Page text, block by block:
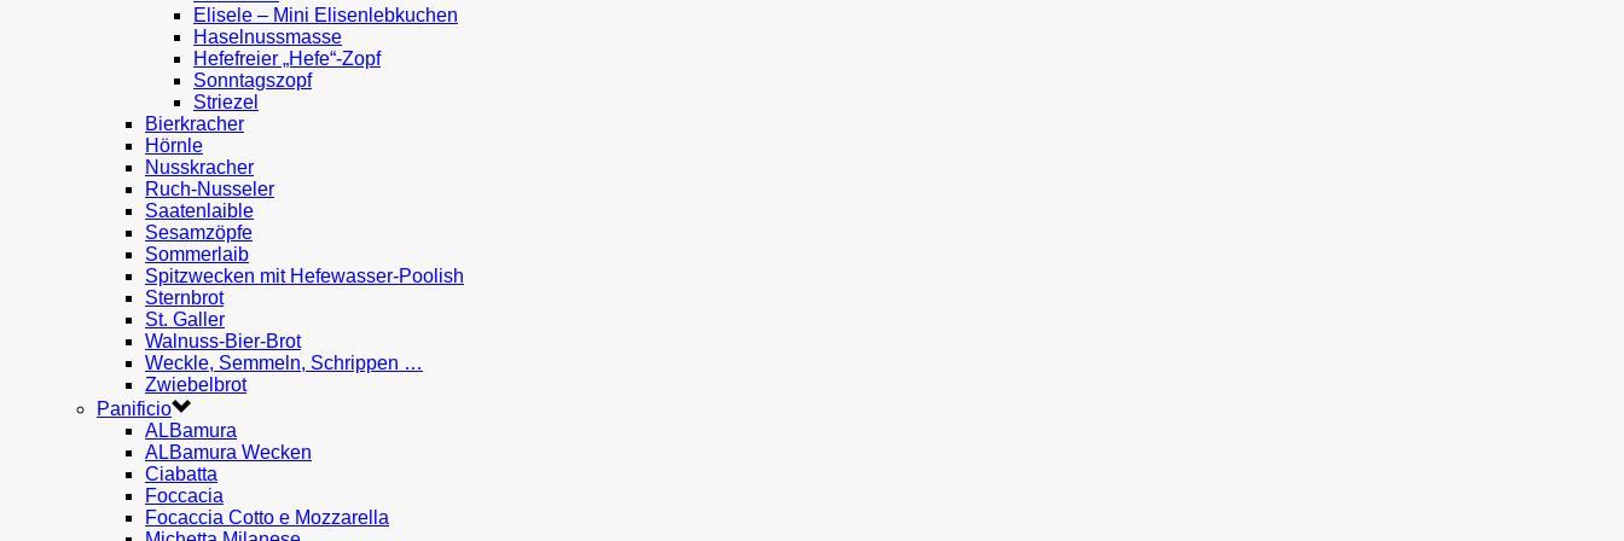
Elisele – Mini Elisenlebkuchen
Haselnussmasse
Hefefreier „Hefe“-Zopf
Sonntagszopf
Striezel
Bierkracher
Hörnle
Nusskracher
Ruch-Nusseler
Saatenlaible
Sesamzöpfe
Sommerlaib
Spitzwecken mit Hefewasser-Poolish
Sternbrot
St. Galler
Walnuss-Bier-Brot
Weckle, Semmeln, Schrippen …
Zwiebelbrot
Panificio
ALBamura
ALBamura Wecken
Ciabatta
Foccacia
Focaccia Cotto e Mozzarella